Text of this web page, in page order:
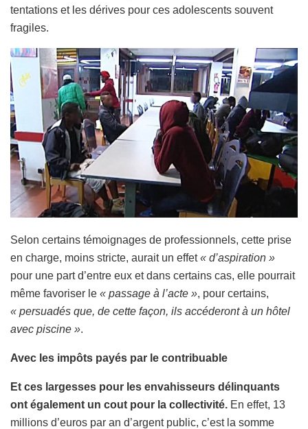
tentations et les dérives pour ces adolescents souvent
fragiles.
Selon certains témoignages de professionnels, cette prise
en charge, moins stricte, aurait un effet« d’aspiration »
pour une part d’entre eux et dans certains cas, elle pourrait
même favoriser le « passage à l’acte », pour certains,
« persuadés que, de cette façon, ils accéderont à un hôtel
avec piscine ».
Avec les impôts payés par le contribuable
Et ces largesses pour les envahisseurs délinquants
ont également un cout pour la collectivité. En effet, 13
millions d’euros par an d’argent public, c’est la somme